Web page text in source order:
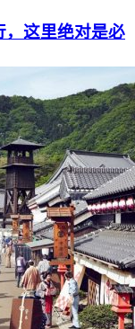
，这里绝对是必